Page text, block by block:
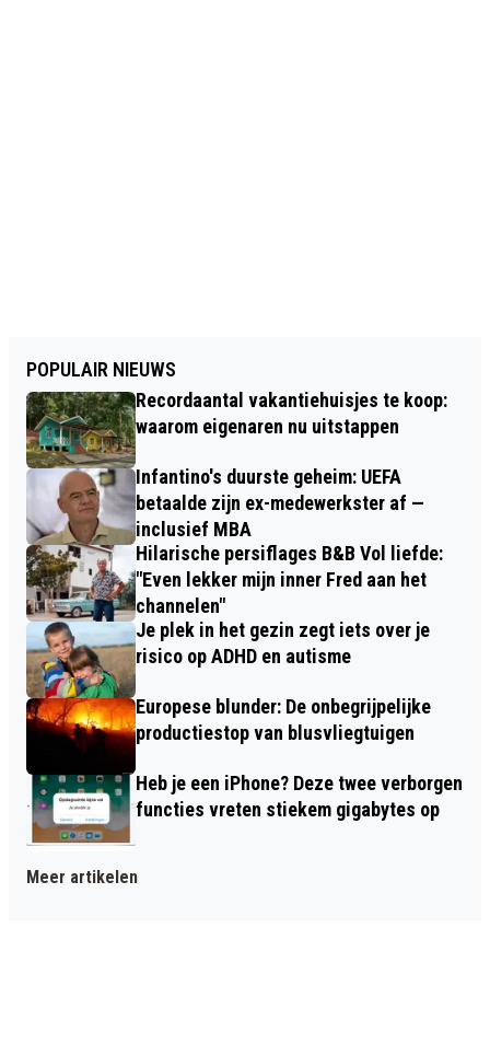
POPULAIR NIEUWS
Recordaantal vakantiehuisjes te koop:
waarom eigenaren nu uitstappen
Infantino's duurste geheim: UEFA
betaalde zijn ex-medewerkster af —
inclusief MBA
Hilarische persiflages B&B Vol liefde:
"Even lekker mijn inner Fred aan het
channelen"
Je plek in het gezin zegt iets over je
risico op ADHD en autisme
Europese blunder: De onbegrijpelijke
productiestop van blusvliegtuigen
Heb je een iPhone? Deze twee verborgen
functies vreten stiekem gigabytes op
Meer artikelen